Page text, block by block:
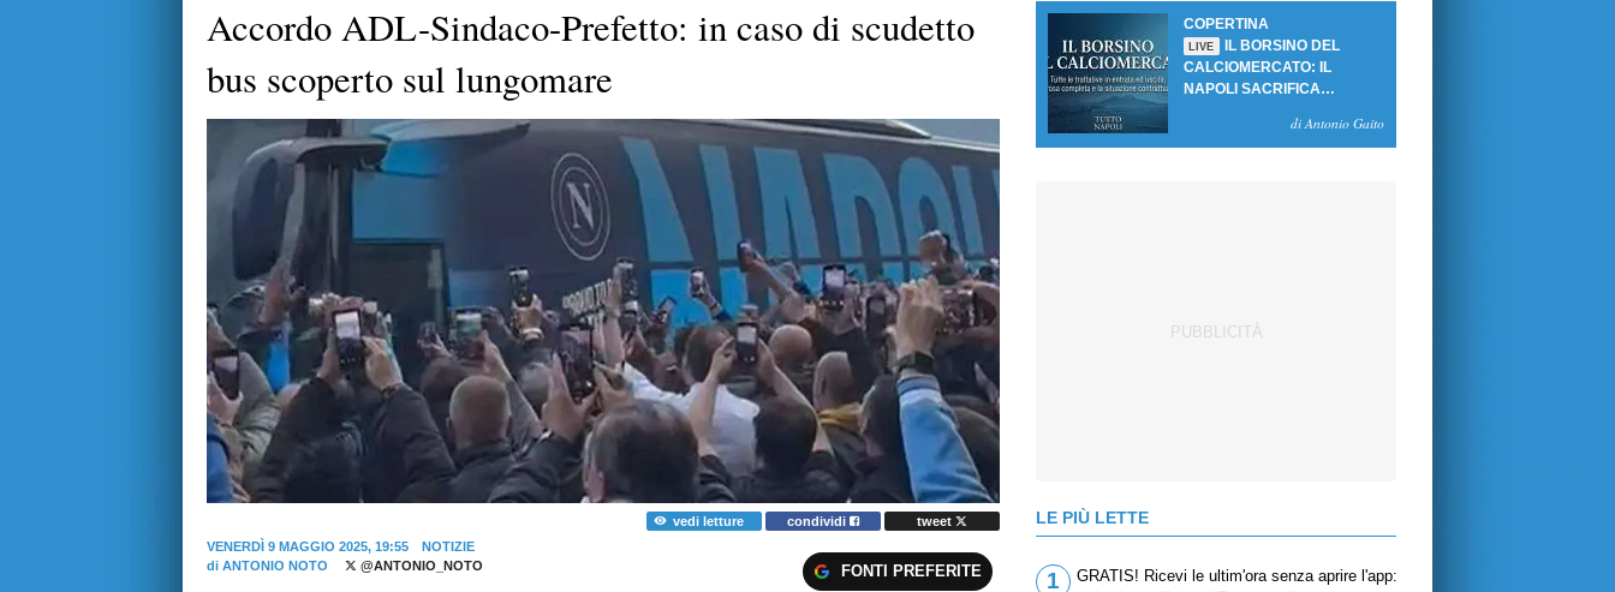
Accordo ADL-Sindaco-Prefetto: in caso di scudetto
bus scoperto sul lungomare
vedi letture condividi
tweet
VENERDÌ 9 MAGGIO 2025, 19:55
NOTIZIE
di ANTONIO NOTO @ANTONIO_NOTO FONTI PREFERITE
COPERTINA
LIVE
IL BORSINO DEL
CALCIOMERCATO: IL
NAPOLI SACRIFICA
SBLOCCANO ARRIVIdi Antonio Gaito
LE PIÙ LETTE
1
GRATIS! Ricevi le ultim'ora senza aprire l'app: